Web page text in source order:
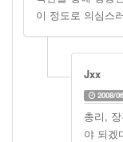
이 정도로 의심스
Jxx
2008/
총리,
야 되겠